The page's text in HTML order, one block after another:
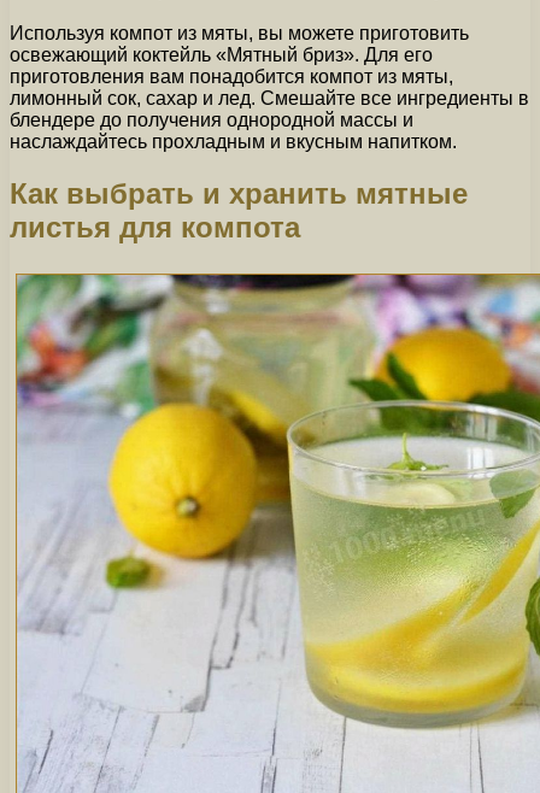
Используя компот из мяты, вы можете приготовить
освежающий коктейль «Мятный бриз». Для его
приготовления вам понадобится компот из мяты,
лимонный сок, сахар и лед. Смешайте все ингредиенты в
блендере до получения однородной массы и
наслаждайтесь прохладным и вкусным напитком.
Как выбрать и хранить мятные
листья для компота